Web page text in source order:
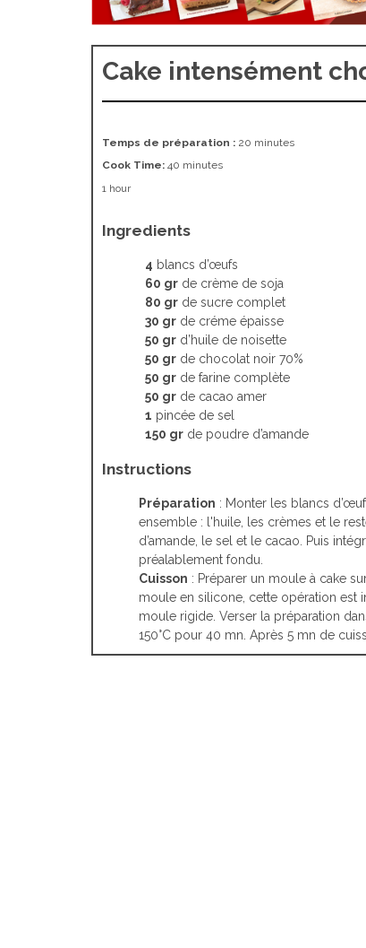
Cake intensément
Temps de préparation : 20 minutes
Cook Time: 40 minutes
1 hour
Ingredients
4 blancs d’œufs
60 grde crème de soja
80 grde sucre complet
30 grde créme épaisse
50 grd’huile de noisette
50 grde chocolat noir 70%
50 grde farine complète
50 grde cacao amer
1 pincée de sel
150 grde poudre d’amande
Instructions
Préparation : Monter les blancs
ensemble : l'huile, les crèmes et le
d’amande, le sel et le cacao. Puis
préalablement fondu.
Cuisson : Préparer un moule à cake
moule en silicone, cette opération est
moule rigide. Verser la préparation
150°C pour 40 mn. Après 5 mn de